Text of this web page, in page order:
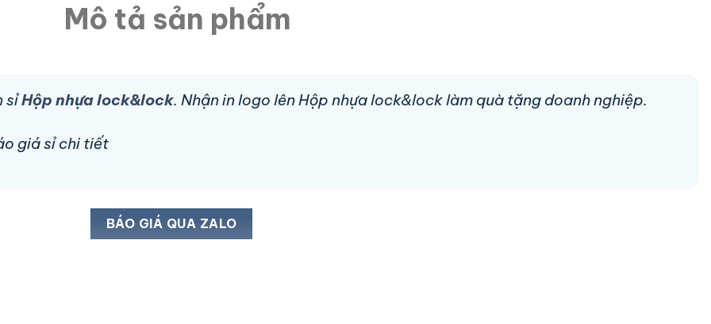
Mô tả sản phẩm
sỉHộp nhựa lock&lock. Nhận in logo lên Hộp nhựa lock&lock làm quà tặng doanh nghiệp.
giá sỉ chi tiết
BÁO GIÁ QUA ZALO